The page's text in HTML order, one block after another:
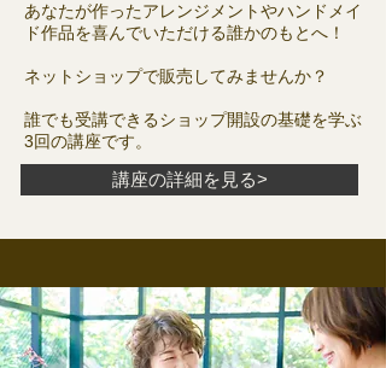
あなたが作ったアレンジメントやハンドメイ
ド作品を喜んでいただける誰かのもとへ！
ネットショップで販売してみませんか？
​​誰でも受講できるショップ開設の基礎を学ぶ
3回の講座です。
講座の詳細を見る>